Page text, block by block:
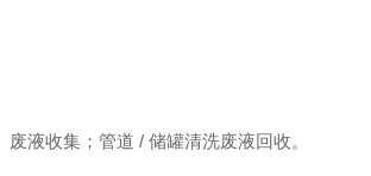
液收集；管道 / 储罐清洗废液回收。